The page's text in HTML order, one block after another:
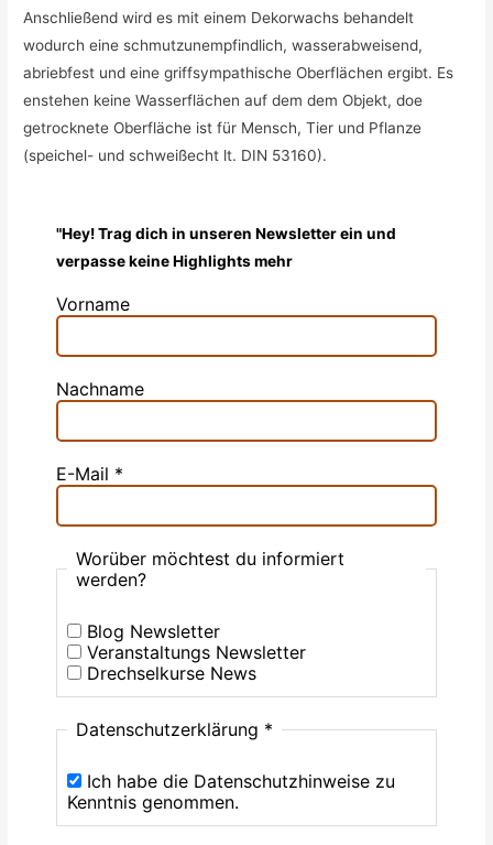
Anschließend wird es mit einem Dekorwachs behandelt
wodurch eine schmutzunempfindlich, wasserabweisend,
abriebfest und eine griffsympathische Oberflächen ergibt. Es
enstehen keine Wasserflächen auf dem dem Objekt, doe
getrocknete Oberfläche ist für Mensch, Tier und Pflanze
(speichel- und schweißecht lt. DIN 53160).
"Hey! Trag dich in unseren Newsletter ein und
verpasse keine Highlights mehr
Vorname
Nachname
E-Mail *
Worüber möchtest du informiert
werden?
Blog Newsletter
Veranstaltungs Newsletter
Drechselkurse News
Datenschutzerklärung *
Ich habe die Datenschutzhinweise zu
Kenntnis genommen.